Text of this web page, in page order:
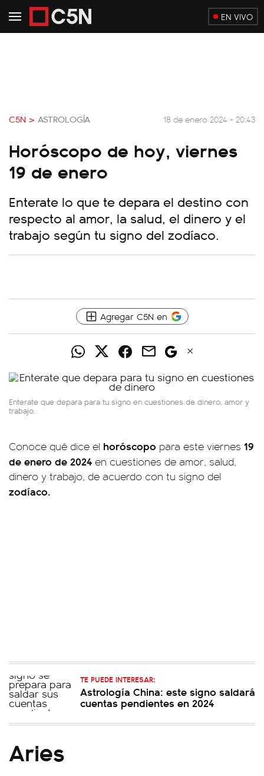
EN VIVO
C5N > ASTROLOGÍA 18 de enero 2024 - 20:43
Horóscopo de hoy, viernes
19 de enero
Enterate lo que te depara el destino con
respecto al amor, la salud, el dinero y el
trabajo según tu signo del zodíaco.
Agregar C5N en
Enterate que depara para tu signo en cuestiones de dinero, amor y
trabajo.
Conoce qué dice el horóscopo para este viernes 19
de enero de 2024 en cuestiones de amor, salud,
dinero y trabajo, de acuerdo con tu signo del
zodíaco.
TE PUEDE INTERESAR:
Astrología China: este signo saldará
cuentas pendientes en 2024
Aries